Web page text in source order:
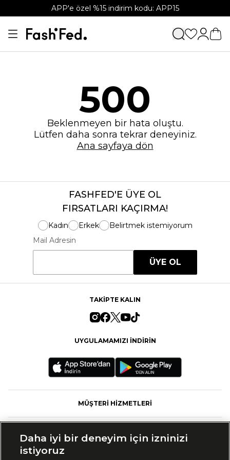
APP'e özel %15 indirim kodu: APP15
500
Beklenmeyen bir hata oluştu.
Lütfen daha sonra tekrar deneyiniz.
Ana sayfaya dön
FASHFED'E ÜYE OL
FIRSATLARI KAÇIRMA!
Kadın Erkek
Belirtmek istemiyorum
Mail Adresin
ÜYE OL
TAKİPTE KALIN
UYGULAMAMIZI İNDİRİN
MÜŞTERİ HİZMETLERİ
Daha iyi bir deneyim için izninizi
istiyoruz